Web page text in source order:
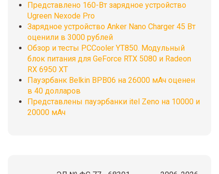
Представлено 160-Вт зарядное устройство
Ugreen Nexode Pro
Зарядное устройство Anker Nano Charger 45 Вт
оценили в 3000 рублей
Обзор и тесты PCCooler YT850. Модульный
блок питания для GeForce RTX 5080 и Radeon
RX 6950 XT
Пауэрбанк Belkin BPB06 на 26000 мАч оценен
в 40 долларов
Представлены пауэрбанки itel Zeno на 10000 и
20000 мАч